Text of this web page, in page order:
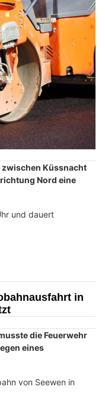
Küssnacht
Nord eine
und dauert
in
die Feuerwehr
eines
von Seewen in